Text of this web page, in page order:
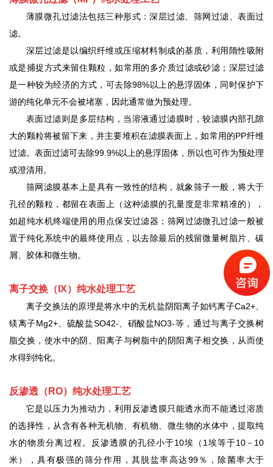
薄膜微孔过滤法包括三种形式：深层过滤、筛网过滤、表面过
滤。
深层过滤是以编织纤维或压缩材料制成的基质，利用隋性吸附
或是捕捉方式来留住颗粒，如常用的多介质过滤或砂滤；深层过滤
是一种较为经济的方式，可去除98%以上的悬浮固体，同时保护下
游的纯化单元不会被堵塞，因此通常做为预处理。
表面过滤则是多层结构，当溶液通过滤膜时，较滤膜内部孔隙
大的颗粒将被留下来，并主要堆积在滤膜表面上，如常用的PP纤维
过滤。表面过滤可去除99.9%以上的悬浮固体，所以也可作为预处理
或澄清用。
筛网滤膜基本上是具有一致性的结构，就象筛子一般，将大于
孔径的颗粒，都留在表面上（这种滤膜的孔量度是非常精准的），
如超纯水机终端使用的用点保安过滤器；筛网过滤微孔过滤一般被
置于纯化系统中的最终使用点，以去除最后的残留微量树脂片、碳
屑、胶体和微生物。
离子交换（ IX）纯水处理工艺
离子交换法的原理是将水中的无机盐阴阳离子如钙离子Ca2+、
镁离子Mg2+、硫酸盐SO42-、硝酸盐NO3-等，通过与离子交换树
脂交换，使水中的阴、阳离子与树脂中的阴阳离子相交换，从而使
水得到纯化。
反渗透（ RO）纯水处理工艺
它是以压力为推动力，利用反渗透膜只能透水而不能透过溶质
的选择性，从含有各种无机物、有机物、微生物的水体中，提取纯
水的物质分离过程。反渗透膜的孔径小于10埃（1埃等于10－10
米），具有极强的筛分作用，其脱盐率高达99％，除菌率大于